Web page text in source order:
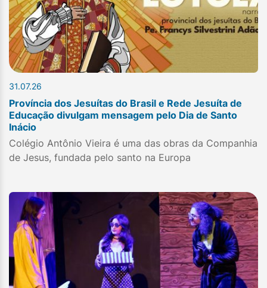
31.07.26
Província dos Jesuítas do Brasil e Rede Jesuíta de
Educação divulgam mensagem pelo Dia de Santo
Inácio
Colégio Antônio Vieira é uma das obras da Companhia
de Jesus, fundada pelo santo na Europa